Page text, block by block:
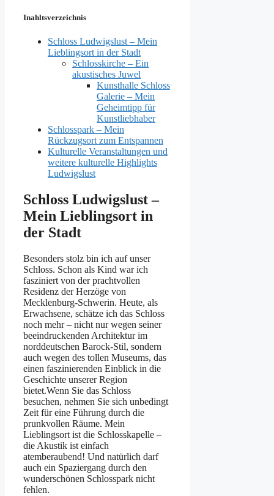
Inahltsverzeichnis
Schloss Ludwigslust – Mein
Lieblingsort in der Stadt
Schlosskirche – Ein
akustisches Juwel
Kunsthalle Schloss
Galerie – Mein
Geheimtipp für
Kunstliebhaber
Schlosspark – Mein
Rückzugsort zum Entspannen
Kulturelle Veranstaltungen und
weitere kulturelle Highlights
Ludwigslust
Schloss Ludwigslust –
Mein Lieblingsort in
der Stadt
Besonders stolz bin ich auf unser
Schloss. Schon als Kind war ich
fasziniert von der prachtvollen
Residenz der Herzöge von
Mecklenburg-Schwerin. Heute, als
Erwachsene, schätze ich das Schloss
noch mehr – nicht nur wegen seiner
beeindruckenden Architektur im
norddeutschen Barock-Stil, sondern
auch wegen des tollen Museums, das
einen faszinierenden Einblick in die
Geschichte unserer Region
bietet.Wenn Sie das Schloss
besuchen, nehmen Sie sich unbedingt
Zeit für eine Führung durch die
prunkvollen Räume. Mein
Lieblingsort ist die Schlosskapelle –
die Akustik ist einfach
atemberaubend! Und natürlich darf
auch ein Spaziergang durch den
wunderschönen Schlosspark nicht
fehlen.